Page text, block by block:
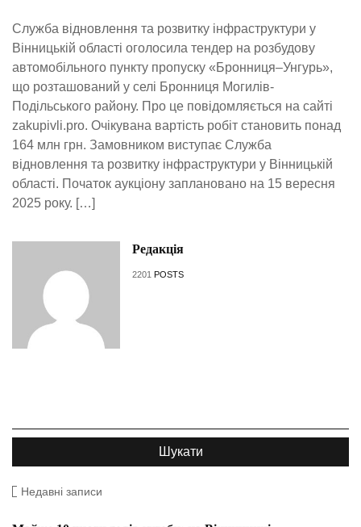
Служба відновлення та розвитку інфраструктури у
Вінницькій області оголосила тендер на розбудову
автомобільного пункту пропуску «Бронниця–Унгурь»,
що розташований у селі Бронниця Могилів-
Подільського району. Про це повідомляється на сайті
zakupivli.pro. Очікувана вартість робіт становить понад
164 млн грн. Замовником виступає Служба
відновлення та розвитку інфраструктури у Вінницькій
області. Початок аукціону заплановано на 15 вересня
2025 року. […]
Редакція
2201 POSTS
Недавні записи